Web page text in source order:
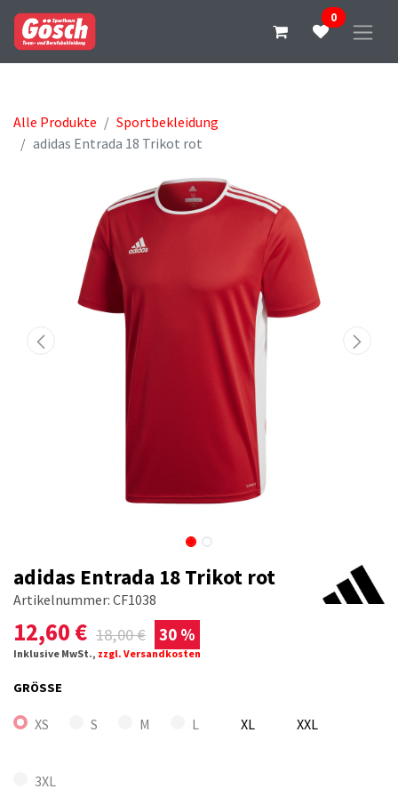
0
Alle Produkte
Sportbekleidung
adidas Entrada 18 Trikot rot
adidas Entrada 18 Trikot rot
Artikelnummer: CF1038
12,60 € 18,00€ 30 %
Inklusive MwSt., zzgl. Versandkosten
GRÖSSE
XS S M L XL XXL
3XL